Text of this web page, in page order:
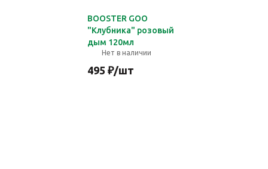
BOOSTER GOO
"Клубника" розовый
дым 120мл
Нет в наличии
495 ₽/шт